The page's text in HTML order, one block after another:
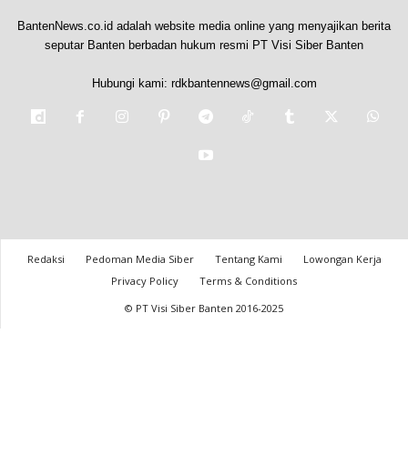
BantenNews.co.id adalah website media online yang menyajikan berita
seputar Banten berbadan hukum resmi PT Visi Siber Banten
Hubungi kami: rdkbantennews@gmail.com
Redaksi Pedoman Media Siber Tentang Kami
Lowongan Kerja
Privacy Policy
Terms & Conditions
© PT Visi Siber Banten 2016-2025